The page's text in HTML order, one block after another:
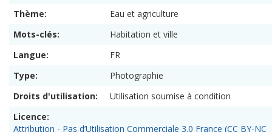
Thème:
Eau et agriculture
Mots-clés:
Habitation et ville
Langue:
FR
Type:
Photographie
Droits d'utilisation:
Utilisation soumise à condition
Licence:
Attribution - Pas d’Utilisation Commerciale 3.0 France (CC BY-NC